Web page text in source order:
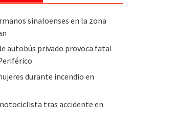
sinaloenses en la zona
autobús privado provoca fatal
durante incendio en
tras accidente en